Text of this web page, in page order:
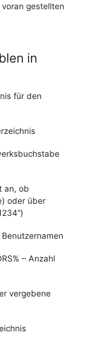
gestellten
in
für den
an, ob
oder über
Benutzernamen
– Anzahl
vergebene